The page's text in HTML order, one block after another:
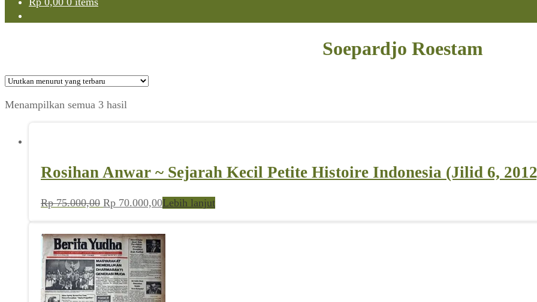
Soepardjo Roestam
Menampilkan semua 3 hasil
Rosihan Anwar ~ Sejarah Kecil Petite Histoire Indonesia (Jilid 6,
Rp75.000,00 Harga
Rp 75.000,00.
Rp 70.000,00Harga
Lebih lanjut